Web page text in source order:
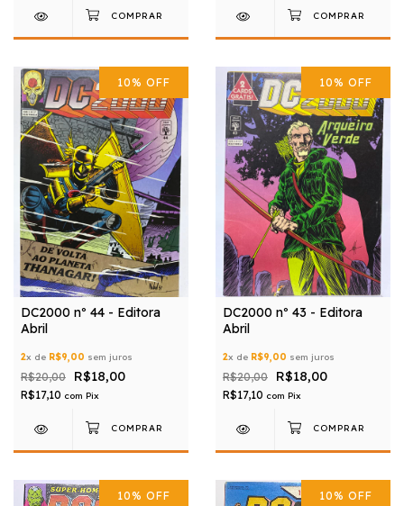
10% OFF
DC2000 nº 44 - Editora
Abril
2x de R$9,00 sem juros
R$20,00 R$18,00
R$17,10 com Pix
10% OFF
DC2000 nº 43 - Editora
Abril
2x de R$9,00 sem juros
R$20,00 R$18,00
R$17,10 com Pix
10% OFF 10% OFF